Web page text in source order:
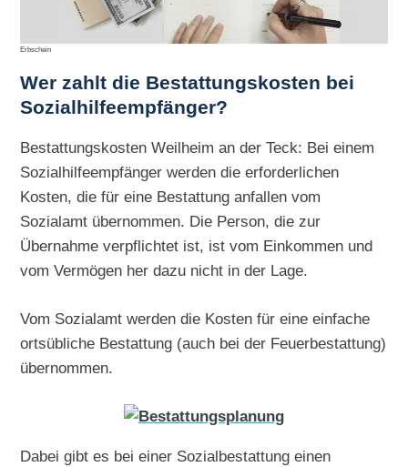
Erbschein
Wer zahlt die Bestattungskosten bei
Sozialhilfeempfänger?
Bestattungskosten Weilheim an der Teck: Bei einem
Sozialhilfeempfänger werden die erforderlichen
Kosten, die für eine Bestattung anfallen vom
Sozialamt übernommen. Die Person, die zur
Übernahme verpflichtet ist, ist vom Einkommen und
vom Vermögen her dazu nicht in der Lage.
Vom Sozialamt werden die Kosten für eine einfache
ortsübliche Bestattung (auch bei der Feuerbestattung)
übernommen.
Dabei gibt es bei einer Sozialbestattung einen